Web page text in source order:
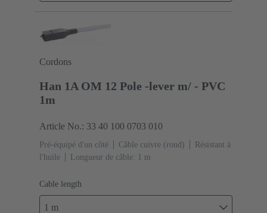
Cordons
Han 1A OM 12 Pole -lever m/ - PVC
1m
Article No.: 33 40 100 0703 010
Pré-équipé d'un côté Câble cuivre (rond)
Résistant à
l'huile
Longueur de câble: 1 m
Cable length
1 m